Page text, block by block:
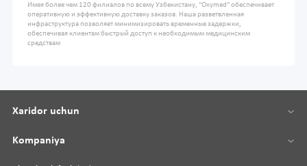
Имея более чем 120 филиалов по всему Узбекистану, "Oxymed" обеспечивает
оперативную и эффективную доставку заказов. Наша разветвленная
инфраструктура позволяет минимизировать временные задержки,
обеспечивая клиентам быстрый доступ к необходимым медицинским
средствам
Xaridor uchun
Kompaniya